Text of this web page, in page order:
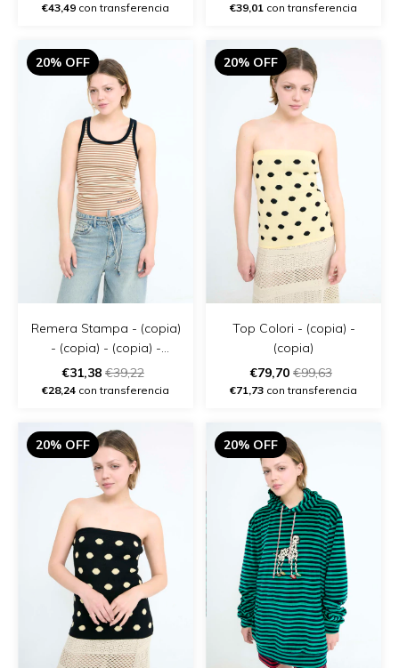
€43,49 con transferencia €39,01 con transferencia
20% OFF
Remera Stampa - (copia)
- (copia) - (copia) -
(copia)
€31,38 €39,22
€28,24 con transferencia
20% OFF
Top Colori - (copia) -
(copia)
€79,70 €99,63
€71,73 con transferencia
20% OFF 20% OFF